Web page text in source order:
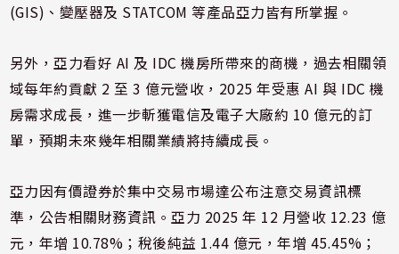
(GIS)、變壓器及 STATCOM 等產品亞力皆有所掌握。
另外，亞力看好 AI 及 IDC 機房所帶來的商機，過去相關領
域每年約貢獻 2 至 3 億元營收，2025 年受惠 AI 與 IDC 機
房需求成長，進一步斬獲電信及電子大廠約 10 億元的訂
單，預期未來幾年相關業績將持續成長。
亞力因有價證券於集中交易市場達公布注意交易資訊標
準，公告相關財務資訊。亞力 2025 年 12 月營收 12.23 億
元，年增 10.78%；稅後純益 1.44 億元，年增 45.45%；